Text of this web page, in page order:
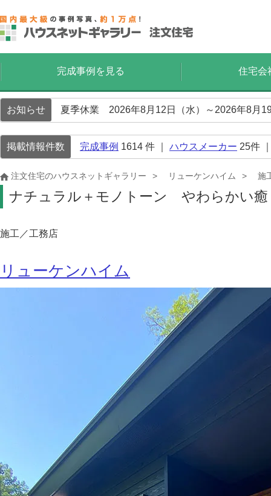
完成事例を見る 住宅会
お知らせ 夏季休業 2026年8月12日（水）～2026年8月
掲載情報件数 完成事例 1614 件 ｜ ハウスメーカー 25件
注文住宅のハウスネットギャラリー リューケンハイム 施
ナチュラル＋モノトーン やわらかい癒
施工／工務店
リューケンハイム